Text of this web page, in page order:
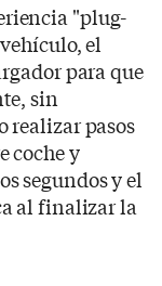
"plug-
el
para que
sin
realizar pasos
coche y
segundos y el
al finalizar la